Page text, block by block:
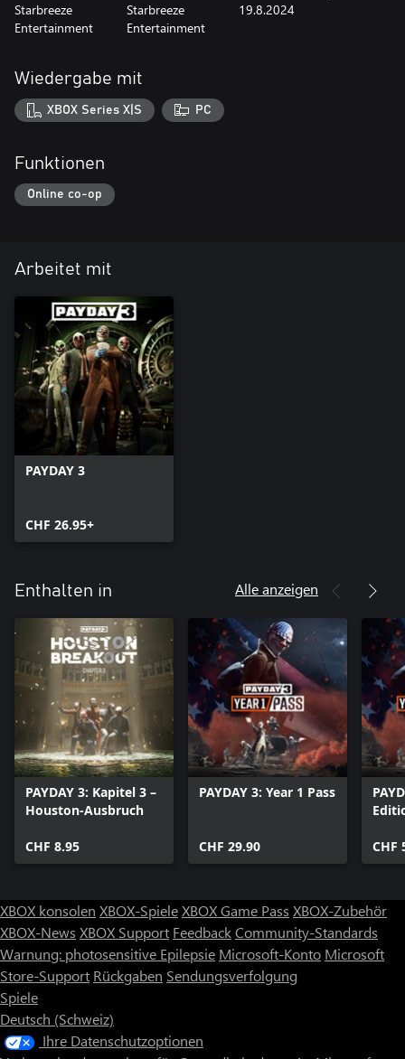
Das „Houston-Ausbruch“-Outfitpaket ist Teil des „Houston-
Ausbruch“-Bundles.
Starbreeze
Entertainment
Starbreeze
Entertainment
19.8.2024
Wiedergabe mit
XBOX Series X|S PC
Funktionen
Online co-op
Arbeitet mit
PAYDAY 3
CHF 26.95+
Enthalten in Alle anzeigen
PAYDAY 3: Kapitel 3 –
Houston-Ausbruch
CHF 8.95
PAYDAY 3: Year 1 Pass
CHF 29.90 CHF
XBOX konsolen XBOX-SpieleXBOX Game Pass XBOX-Zubehör
XBOX-News XBOX Support FeedbackCommunity-Standards
Warnung: photosensitive Epilepsie Microsoft-Konto Microsoft
Store-Support Rückgaben Sendungsverfolgung
Spiele
Deutsch (Schweiz)
Ihre Datenschutzoptionen